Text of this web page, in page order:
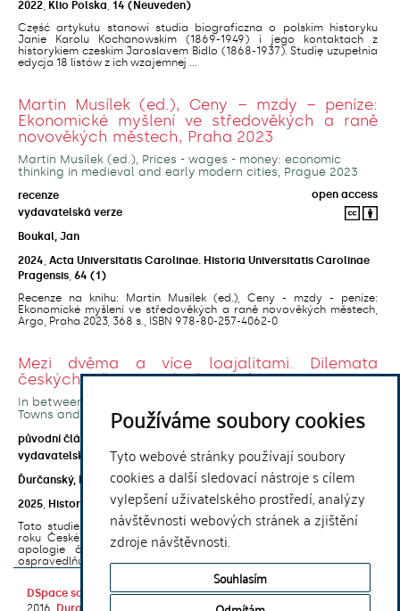
Používáme soubory cookies
Tyto webové stránky používají soubory
cookies a další sledovací nástroje s cílem
vylepšení uživatelského prostředí, analýzy
návštěvnosti webových stránek a zjištění
zdroje návštěvnosti.
Souhlasím
2022 Klio Polska 14 (Neuveden)
Część artykułu stanowi studia biograficzna o polskim historyku
Janie Karolu Kochanowskim (1869-1949) i jego kontaktach z
historykiem czeskim Jaroslavem Bidlo (1868-1937). Studię uzupełnia
edycja 18 listów z ich wzajemnej ...
Martin Musílek (ed.), Ceny – mzdy – peníze:
Ekonomické myšlení ve středověkých a raně
novověkých městech, Praha 2023
Martin Musílek (ed.), Prices - wages - money: economic
thinking in medieval and early modern cities, Prague 2023
recenze
open access
vydavatelská verze
Boukal, Jan
2024 Acta Universitatis Carolinae. Historia Universitatis Carolinae
Pragensis 64 (1)
Recenze na knihu: Martin Musílek (ed.), Ceny - mzdy - peníze:
Ekonomické myšlení ve středověkých a raně novověkých městech,
Argo, Praha 2023, 368 s., ISBN 978-80-257-4062-0
Mezi dvěma a více loajalitami. Dilemata
českých měst a jejich obyvatel v roce 1618
In between two and more loyalties. Dilemmas of Bohemian
Towns and Their Inhabitants in 1618
původní článek
vydavatelská verze
Ďurčanský, Marek
2025 Historický ústav ČSAV, Folia Historica Bohemica,39 (2)
Tato studie je zaměřena na situaci českých měst během prvního
roku Českého povstání. Její součástí je rámcová analýza Druhé
apologie českých stavů, která představuje klíčový dokument
ospravedlňující motivy povstalců, včetně ...
DSpace softwarecopyright © 2002-
Theme by